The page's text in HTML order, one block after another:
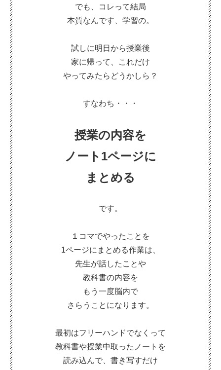
でも、コレって結局
本質なんです、学習の。
試しに明日から授業後
家に帰って、これだけ
やってみたらどうかしら？
すなわち・・・
授業の内容を
ノート1ページに
まとめる
です。
１コマでやったことを
1ページにまとめる作業は、
先生が話したことや
教科書の内容を
もう一度脳内で
さらうことになります。
最初はフリーハンドでなくって
教科書や授業中取ったノートを
読み込んで、書き写すだけ